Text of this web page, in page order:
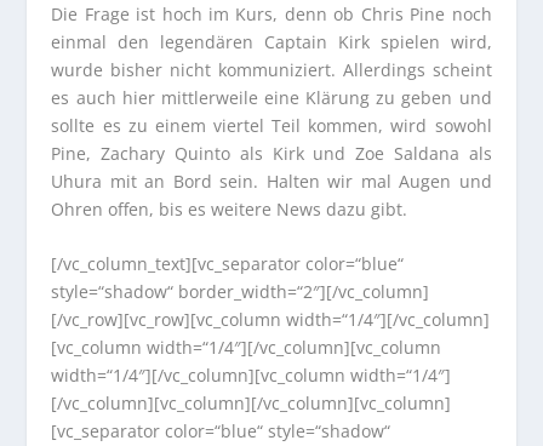
Die Frage ist hoch im Kurs, denn ob Chris Pine noch
einmal den legendären Captain Kirk spielen wird,
wurde bisher nicht kommuniziert. Allerdings scheint
es auch hier mittlerweile eine Klärung zu geben und
sollte es zu einem viertel Teil kommen, wird sowohl
Pine, Zachary Quinto als Kirk und Zoe Saldana als
Uhura mit an Bord sein. Halten wir mal Augen und
Ohren offen, bis es weitere News dazu gibt.
[/vc_column_text][vc_separator color=“blue“
style=“shadow“ border_width=“2″][/vc_column]
[/vc_row][vc_row][vc_column width=“1/4″][/vc_column]
[vc_column width=“1/4″][/vc_column][vc_column
width=“1/4″][/vc_column][vc_column width=“1/4″]
[/vc_column][vc_column][/vc_column][vc_column]
[vc_separator color=“blue“ style=“shadow“